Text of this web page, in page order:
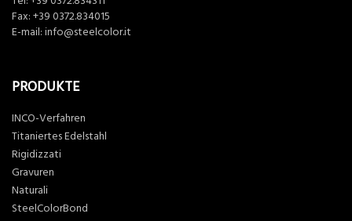
Fax: +39 0372.834015
E-mail: info@steelcolor.it
PRODUKTE
INCO-Verfahren
Titaniertes Edelstahl
Rigidizzati
Gravuren
Naturali
SteelColorBond